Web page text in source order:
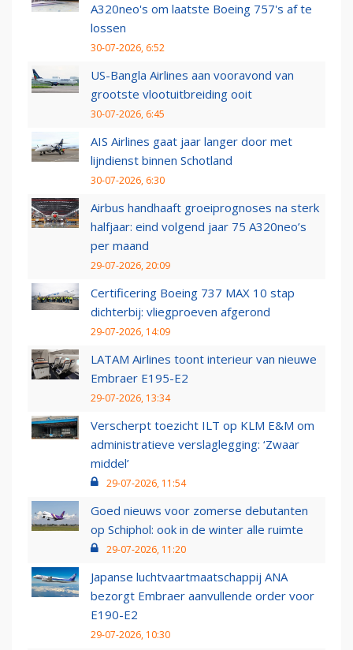
A320neo's om laatste Boeing 757's af te
lossen
30-07-2026, 6:52
US-Bangla Airlines aan vooravond van
grootste vlootuitbreiding ooit
30-07-2026, 6:45
AIS Airlines gaat jaar langer door met
lijndienst binnen Schotland
30-07-2026, 6:30
Airbus handhaaft groeiprognoses na sterk
halfjaar: eind volgend jaar 75 A320neo’s
per maand
29-07-2026, 20:09
Certificering Boeing 737 MAX 10 stap
dichterbij: vliegproeven afgerond
29-07-2026, 14:09
LATAM Airlines toont interieur van nieuwe
Embraer E195-E2
29-07-2026, 13:34
Verscherpt toezicht ILT op KLM E&M om
administratieve verslaglegging: ‘Zwaar
middel’
29-07-2026, 11:54
Goed nieuws voor zomerse debutanten
op Schiphol: ook in de winter alle ruimte
29-07-2026, 11:20
Japanse luchtvaartmaatschappij ANA
bezorgt Embraer aanvullende order voor
E190-E2
29-07-2026, 10:30